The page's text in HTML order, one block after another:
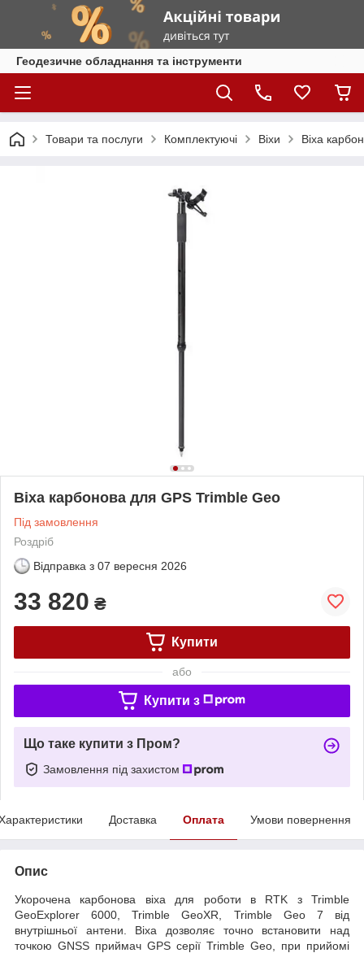
Геодезичне обладнання та інструменти
Товари та послуги Комплектуючі Віхи Віха
Віха карбонова для GPS Trimble Geo
Під замовлення
Роздріб
Відправка з 07 вересня 2026
33 820 ₴
Купити
або
Купити з
Що таке купити з Пром?
Замовлення під захистом
Доставка Оплата Умови повернення
Опис
Укорочена карбонова віха для роботи в RTK з Trimble
GeoExplorer 6000, Trimble GeoXR, Trimble Geo 7 від
внутрішньої антени. Віха дозволяє точно встановити над
точкою GNSS приймач GPS серії Trimble Geo, при прийомі